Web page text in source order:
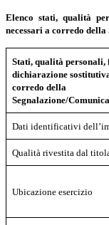
Elenco stati, qualità
necessari a corredo
Stati, qualità personali,
dichiarazione
corredo della
Segnalazione/
Dati identificativi
Qualità rivestita dal
Ubicazione esercizio